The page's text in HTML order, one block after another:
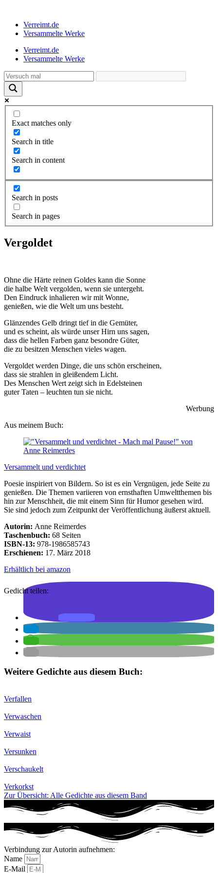
Verreimt.de
Versammelte Werke
Verreimt.de
Versammelte Werke
Exact matches only
Search in title
Search in content
Search in posts
Search in pages
Vergoldet
Ohne die Härte reinen Goldes kann die Sonne
die halbe Welt vergolden, wenn sie untergeht.
Den Eindruck inhalieren wir mit Wonne,
genießen, wie die Welt um uns besteht.
Glänzendes Gelb dringt tief in die Gemüter,
und es scheint, als würde unser Hirn uns sagen,
dass die hellen Farben ganz besondre Güter,
die zu besitzen Menschen vieles wagen.
Vergoldet werden Dinge, die uns schön erscheinen,
dass sie strahlen in gleißendem Licht.
Des Menschen Wert zeigt sich in Edelsteinen
guter Taten – leuchten tun sie nicht.
Werbung
Aus meinem Buch:
Versammelt und verdichtet
Poesie inspiriert von Bildern. So ist es ein Vergnügen, jede Seite zu
genießen. Die Themen variieren von ernsthaften Umweltthemen bis
hin zur Menschheit, die mit einem Sinn für Humor gesehen wird.
Sie sind jedoch zum Zeitpunkt der Veröffentlichung äußerst aktuell.
Autorin: Anne Reimerdes
Taschenbuch: 68 Seiten
ISBN-13: 978-1986585743
Erschienen: 17. März 2018
Erhältlich bei amazon
Gedicht teilen:
Weitere Gedichte aus diesem Buch:
Verfallen
Verwaschen
Verwaist
Versunken
Verschaukelt
Verkorkst
Zur Übersicht: Alle Gedichte aus diesem Band
Verbindung zur Autorin aufnehmen:
Name
E-Mail